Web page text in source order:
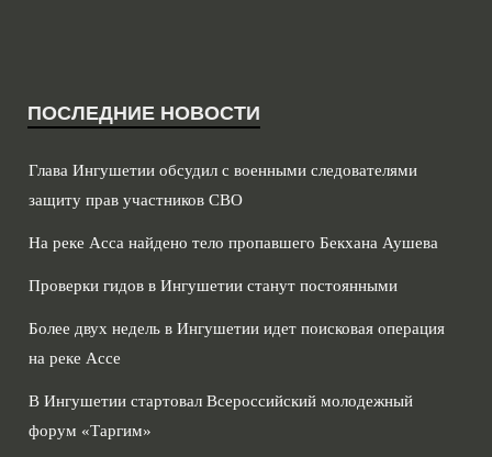
ПОСЛЕДНИЕ НОВОСТИ
Глава Ингушетии обсудил с военными следователями
защиту прав участников СВО
На реке Асса найдено тело пропавшего Бекхана Аушева
Проверки гидов в Ингушетии станут постоянными
Более двух недель в Ингушетии идет поисковая операция
на реке Ассе
В Ингушетии стартовал Всероссийский молодежный
форум «Таргим»